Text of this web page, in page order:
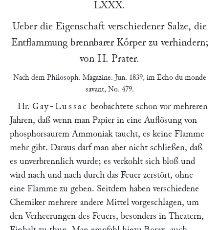
LXXX.
Ueber die Eigenschaft verschiedener Salze, die
Entflammung brennbarer Koͤrper zu verhindern;
von H. Prater.
Nach dem Philosoph. Magazine. Jun. 1839, im Echo du monde
savant, No. 479.
Hr. Gay-Lussac beobachtete schon vor mehreren
Jahren, daß wenn man Papier in eine Auflösung von
phosphorsaurem Ammoniak taucht, es keine Flamme
mehr gibt. Daraus darf man aber nicht schließen, daß
es unverbrennlich wurde; es verkohlt sich bloß und
wird nach und nach durch das Feuer zerstört, ohne
eine Flamme zu geben. Seitdem haben verschiedene
Chemiker mehrere andere Mittel vorgeschlagen, um
den Verheerungen des Feuers, besonders in Theatern,